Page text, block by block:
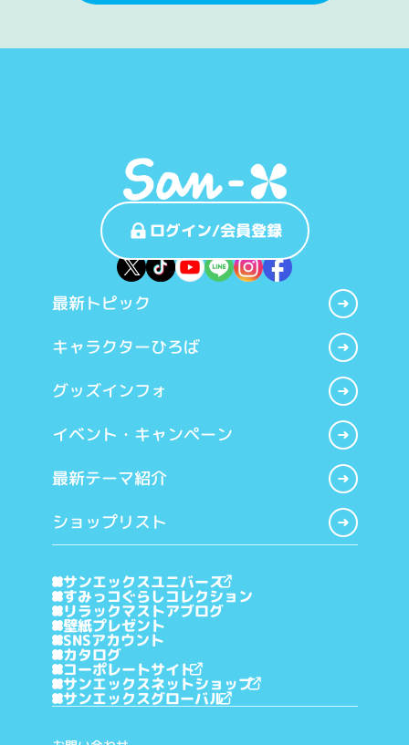
ログイン/会員登録
最新トピック
キャラクターひろば
グッズインフォ
イベント・キャンペーン
最新テーマ紹介
ショップリスト
サンエックスユニバース
すみっコぐらしコレクション
リラックマストアブログ
壁紙プレゼント
SNSアカウント
カタログ
コーポレートサイト
サンエックスネットショップ
サンエックスグローバル